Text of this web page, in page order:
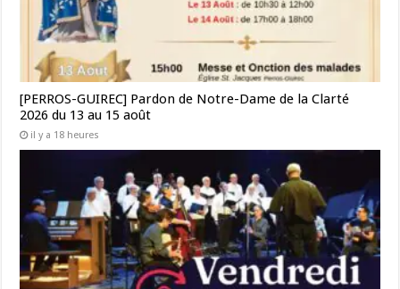
[PERROS-GUIREC] Pardon de Notre-Dame de la Clarté
2026 du 13 au 15 août
il y a 18 heures